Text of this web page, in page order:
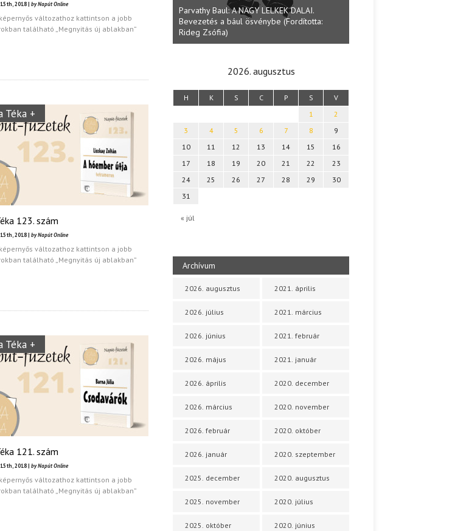
2018 | by Napút Online
változathoz kattintson a jobb
található „Megnyitás új ablakban”
Téka +
123. szám
2018 | by Napút Online
változathoz kattintson a jobb
található „Megnyitás új ablakban”
Téka +
121. szám
2018 | by Napút Online
változathoz kattintson a jobb
található „Megnyitás új ablakban”
Káplán Géza: Erotikai kalauz
Parvathy Baul: A NAGY LELKEK DALAI.
Bevezetés a bául ösvénybe (Fordította:
Rideg Zsófia)
2026. augusztus
H K S C P S V
« júl
1
2
3
4 5 6 7 8
9
10
11 12 13 14 15
16
17
18 19 20 21 22
23
24
25 26 27 28 29
30
31
Archívum
2026. augusztus
2026. július
2026. június
2026. május
2026. április
2026. március
2026. február
2026. január
2025. december
2025. november
2025. október
2021. április
2021. március
2021. február
2021. január
2020. december
2020. november
2020. október
2020. szeptember
2020. augusztus
2020. július
2020. június